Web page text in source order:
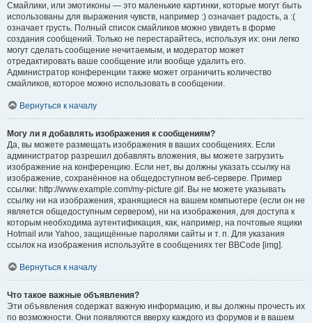
Смайлики, или эмотиконы — это маленькие картинки, которые могут быть
использованы для выражения чувств, например :) означает радость, а :(
означает грусть. Полный список смайликов можно увидеть в форме
создания сообщений. Только не перестарайтесь, используя их: они легко
могут сделать сообщение нечитаемым, и модератор может
отредактировать ваше сообщение или вообще удалить его.
Администратор конференции также может ограничить количество
смайликов, которое можно использовать в сообщении.
Вернуться к началу
Могу ли я добавлять изображения к сообщениям?
Да, вы можете размещать изображения в ваших сообщениях. Если
администратор разрешил добавлять вложения, вы можете загрузить
изображение на конференцию. Если нет, вы должны указать ссылку на
изображение, сохранённое на общедоступном веб-сервере. Пример
ссылки: http://www.example.com/my-picture.gif. Вы не можете указывать
ссылку ни на изображения, хранящиеся на вашем компьютере (если он не
является общедоступным сервером), ни на изображения, для доступа к
которым необходима аутентификация, как, например, на почтовые ящики
Hotmail или Yahoo, защищённые паролями сайты и т. п. Для указания
ссылок на изображения используйте в сообщениях тег BBCode [img].
Вернуться к началу
Что такое важные объявления?
Эти объявления содержат важную информацию, и вы должны прочесть их
по возможности. Они появляются вверху каждого из форумов и в вашем